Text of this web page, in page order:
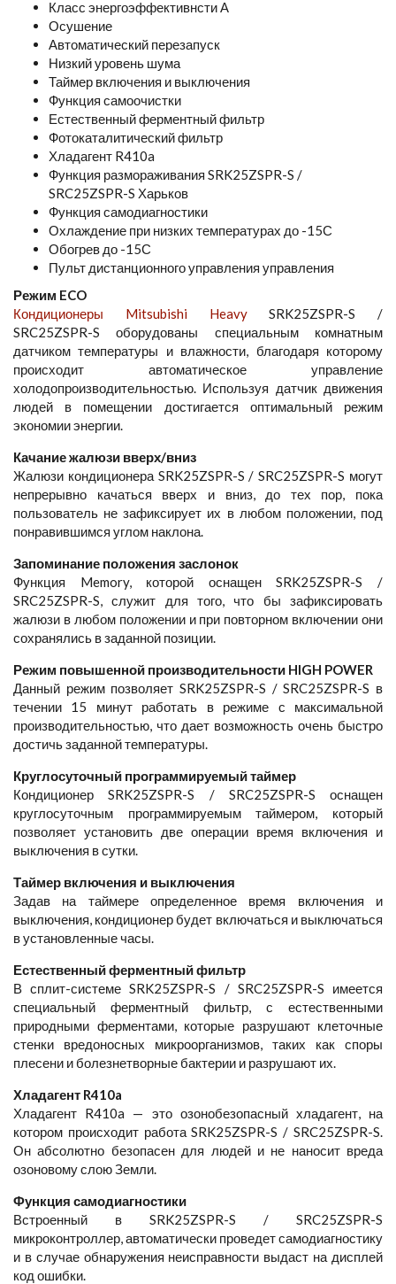
Класс энергоэффективнсти А
Осушение
Автоматический перезапуск
Низкий уровень шума
Таймер включения и выключения
Функция самоочистки
Естественный ферментный фильтр
Фотокаталитический фильтр
Хладагент R410a
Функция размораживания SRK25ZSPR-S /
SRC25ZSPR-S Харьков
Функция самодиагностики
Охлаждение при низких температурах до -15С
Обогрев до -15С
Пульт дистанционного управления управления
Режим ECO
Кондиционеры Mitsubishi HeavySRK25ZSPR-S /
SRC25ZSPR-S оборудованы специальным комнатным
датчиком температуры и влажности, благодаря которому
происходит автоматическое управление
холодопроизводительностью. Используя датчик движения
людей в помещении достигается оптимальный режим
экономии энергии.
Качание жалюзи вверх/вниз
Жалюзи кондиционера SRK25ZSPR-S / SRC25ZSPR-S могут
непрерывно качаться вверх и вниз, до тех пор, пока
пользователь не зафиксирует их в любом положении, под
понравившимся углом наклона.
Запоминание положения заслонок
Функция Memory, которой оснащен SRK25ZSPR-S /
SRC25ZSPR-S, служит для того, что бы зафиксировать
жалюзи в любом положении и при повторном включении они
сохранялись в заданной позиции.
Режим повышенной производительности HIGH POWER
Данный режим позволяет SRK25ZSPR-S / SRC25ZSPR-S в
течении 15 минут работать в режиме с максимальной
производительностью, что дает возможность очень быстро
достичь заданной температуры.
Круглосуточный программируемый таймер
Кондиционер SRK25ZSPR-S / SRC25ZSPR-S оснащен
круглосуточным программируемым таймером, который
позволяет установить две операции время включения и
выключения в сутки.
Таймер включения и выключения
Задав на таймере определенное время включения и
выключения, кондиционер будет включаться и выключаться
в установленные часы.
Естественный ферментный фильтр
В сплит-системе SRK25ZSPR-S / SRC25ZSPR-S имеется
специальный ферментный фильтр, с естественными
природными ферментами, которые разрушают клеточные
стенки вредоносных микроорганизмов, таких как споры
плесени и болезнетворные бактерии и разрушают их.
Хладагент R410a
Хладагент R410a — это озонобезопасный хладагент, на
котором происходит работа SRK25ZSPR-S / SRC25ZSPR-S.
Он абсолютно безопасен для людей и не наносит вреда
озоновому слою Земли.
Функция самодиагностики
Встроенный в SRK25ZSPR-S / SRC25ZSPR-S
микроконтроллер, автоматически проведет самодиагностику
и в случае обнаружения неисправности выдаст на дисплей
код ошибки.